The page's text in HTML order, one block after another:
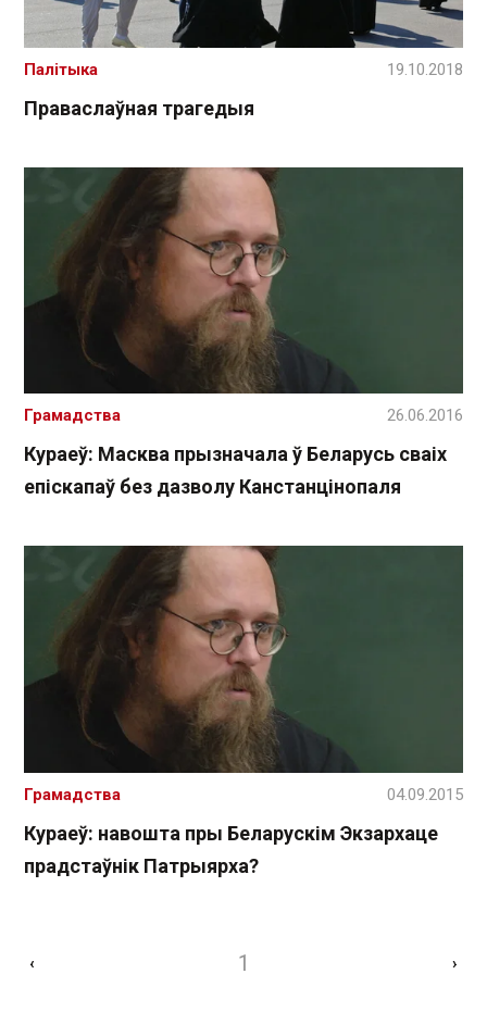
Праваслаўная трагедыя
Палітыка 19.10.2018
Кураеў: Масква прызначала ў Беларусь сваіх
епіскапаў без дазволу Канстанцінопаля
Грамадства 26.06.2016
Кураеў: навошта пры Беларускім Экзархаце
прадстаўнік Патрыярха?
Грамадства 04.09.2015
‹ 1 ›